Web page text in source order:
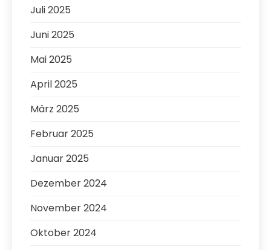
Juli 2025
Juni 2025
Mai 2025
April 2025
März 2025
Februar 2025
Januar 2025
Dezember 2024
November 2024
Oktober 2024